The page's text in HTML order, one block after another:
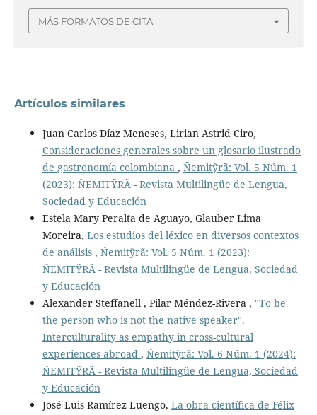
MÁS FORMATOS DE CITA
Artículos similares
Juan Carlos Díaz Meneses, Lirian Astrid Ciro,
Consideraciones generales sobre un glosario ilustrado
de gastronomía colombiana , Ñemitỹrã: Vol. 5 Núm. 1
(2023): ÑEMITỸRÃ - Revista Multilingüe de Lengua,
Sociedad y Educación
Estela Mary Peralta de Aguayo, Glauber Lima
Moreira, Los estudios del léxico en diversos contextos
de análisis , Ñemitỹrã: Vol. 5 Núm. 1 (2023):
ÑEMITỸRÃ - Revista Multilingüe de Lengua, Sociedad
y Educación
Alexander Steffanell , Pilar Méndez-Rivera , "To be
the person who is not the native speaker".
Interculturality as empathy in cross-cultural
experiences abroad , Ñemitỹrã: Vol. 6 Núm. 1 (2024):
ÑEMITỸRÃ - Revista Multilingüe de Lengua, Sociedad
y Educación
José Luis Ramírez Luengo, La obra científica de Félix